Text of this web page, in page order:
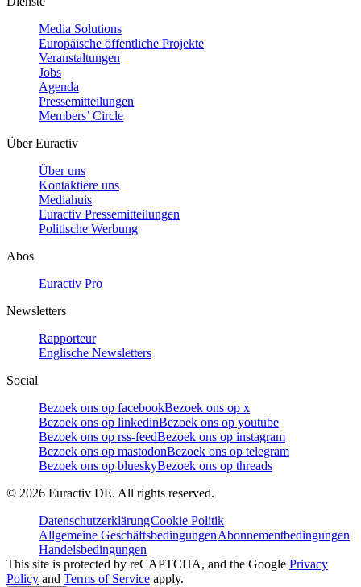
Media Solutions
Europäische öffentliche Projekte
Veranstaltungen
Jobs
Agenda
Pressemitteilungen
Members’ Circle
Über Euractiv
Über uns
Kontaktiere uns
Mediahuis
Euractiv Pressemitteilungen
Politische Werbung
Abos
Euractiv Pro
Newsletters
Rapporteur
Englische Newsletters
Social
Bezoek ons op facebookBezoek ons op x
Bezoek ons op linkedinBezoek ons op youtube
Bezoek ons op rss-feedBezoek ons op instagram
Bezoek ons op mastodonBezoek ons op telegram
Bezoek ons op blueskyBezoek ons op threads
© 2026 Euractiv DE. All rights reserved.
DatenschutzerklärungCookie Politik
Allgemeine GeschäftsbedingungenAbonnementbedingungen
Handelsbedingungen
This site is protected by reCAPTCHA, and the Google Privacy
Policy and Terms of Service apply.